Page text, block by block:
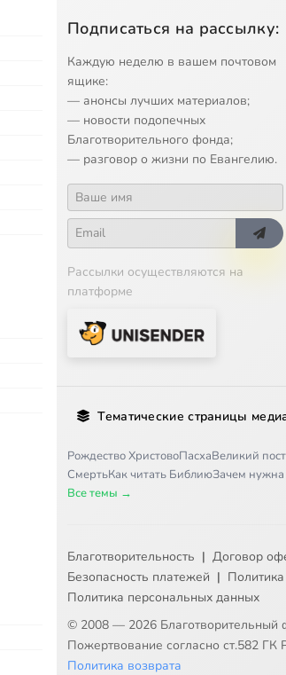
Подписаться на рассылку:
Каждую неделю в вашем почтовом
ящике:
— анонсы лучших материалов;
— новости подопечных
Благотворительного фонда;
— разговор о жизни по Евангелию.
Рассылки осуществляются на
платформе
Тематические страницы
Рождество ХристовоПасхаВеликий пост
СмертьКак читать БиблиюЗачем нужна
Все темы →
Благотворительность | Договор
Безопасность платежей |
Политика персональных данных
© 2008 — 2026
Пожертвование согласно ст.582
Политика возврата